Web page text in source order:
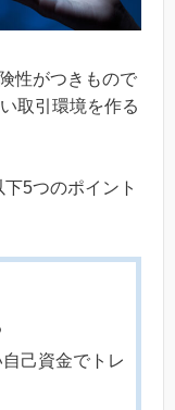
性がつきもので
取引環境を作る
5つのポイント
己資金でトレ